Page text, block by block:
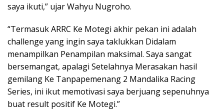
saya ikuti,” ujar Wahyu Nugroho.
“Termasuk ARRC Ke Motegi akhir pekan ini adalah
challenge yang ingin saya taklukkan Didalam
menampilkan Penampilan maksimal. Saya sangat
bersemangat, apalagi Setelahnya Merasakan hasil
gemilang Ke Tanpapemenang 2 Mandalika Racing
Series, ini ikut memotivasi saya berjuang sepenuhnya
buat result positif Ke Motegi.”